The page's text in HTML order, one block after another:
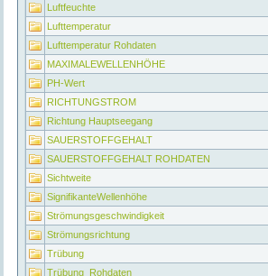
Luftfeuchte
Lufttemperatur
Lufttemperatur Rohdaten
MAXIMALEWELLENHÖHE
PH-Wert
RICHTUNGSTROM
Richtung Hauptseegang
SAUERSTOFFGEHALT
SAUERSTOFFGEHALT ROHDATEN
Sichtweite
SignifikanteWellenhöhe
Strömungsgeschwindigkeit
Strömungsrichtung
Trübung
Trübung_Rohdaten